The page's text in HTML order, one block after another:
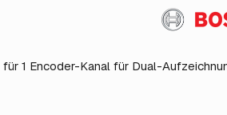
1 Encoder-Kanal für Dual-